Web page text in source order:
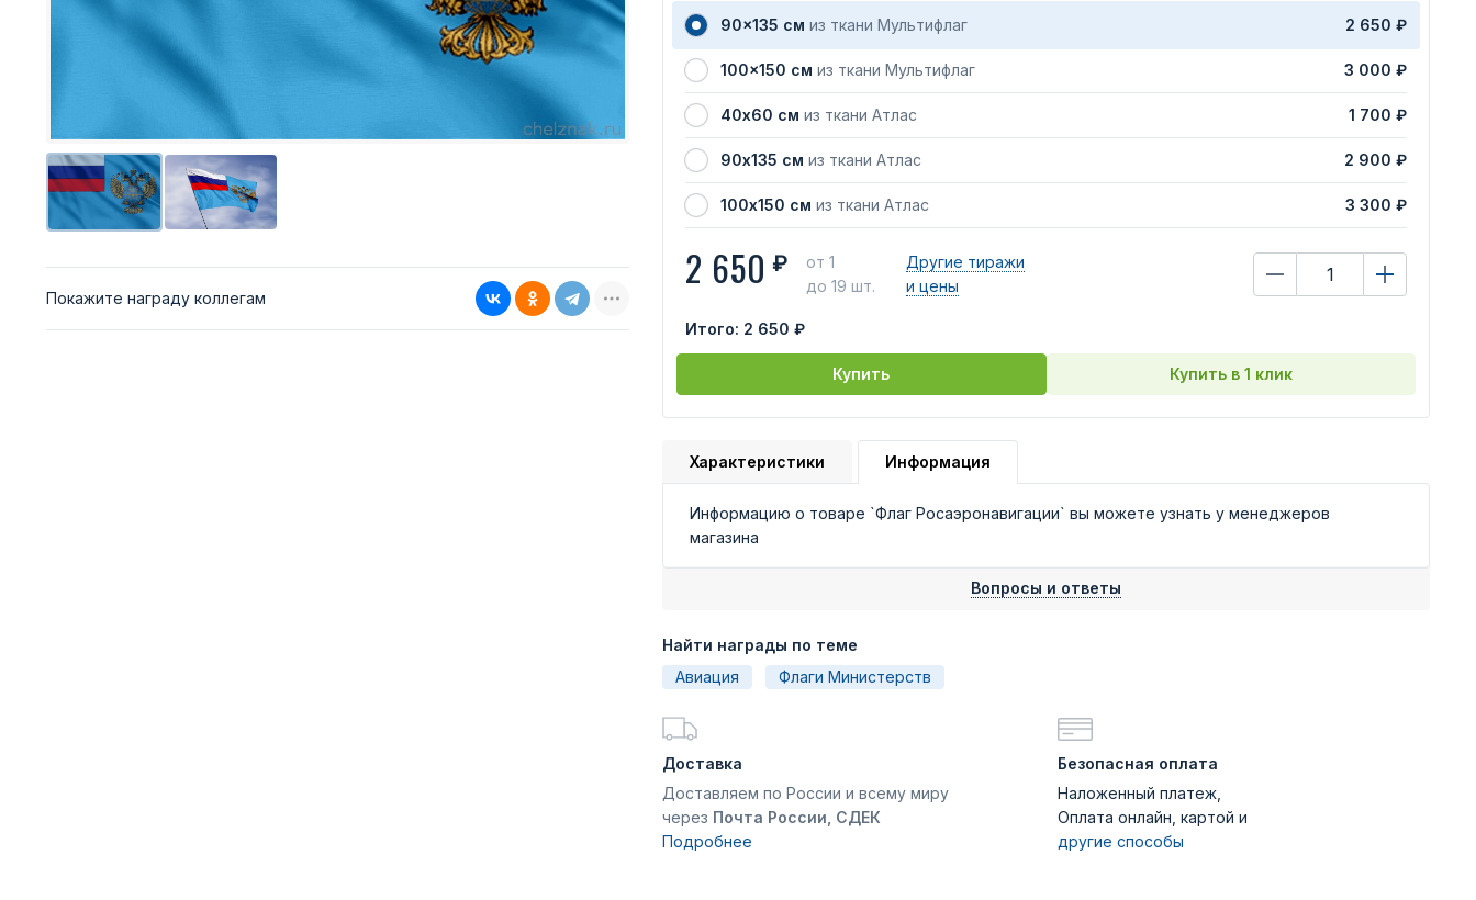
Покажите награду коллегам
90x135 см из ткани Мультифлаг 2 650 ₽
100x150 см из ткани Мультифлаг 3 000 ₽
40х60 см из ткани Атлас 1 700 ₽
90х135 см из ткани Атлас 2 900 ₽
100х150 см из ткани Атлас 3 300 ₽
2 650 ₽
от 1
до 19 шт.
Другие тиражи
и цены
Итого: 2 650 ₽
Купить Купить в 1 клик
Характеристики Информация
Информацию о товаре `Флаг Росаэронавигации` вы можете узнать у менеджеров
магазина
Вопросы и ответы
Найти награды по теме
Авиация
Флаги Министерств
Доставка
Доставляем по России и всему миру
через Почта России, СДЕК
Подробнее
Безопасная оплата
Наложенный платеж,
Оплата онлайн, картой и
другие способы